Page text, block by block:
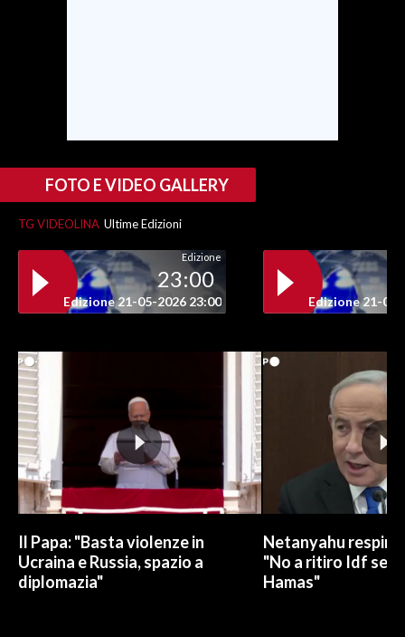
FOTO E VIDEO GALLERY
TG VIDEOLINA Ultime Edizioni
Edizione
23:00
Edizione 21-05-2026 23:00 Edizione 21-05-
Il Papa: "Basta violenze in
Ucraina e Russia, spazio a
diplomazia"
Netanyahu
"No a ritiro Idf
Hamas"